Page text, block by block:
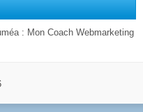
: Mon Coach Webmarketing